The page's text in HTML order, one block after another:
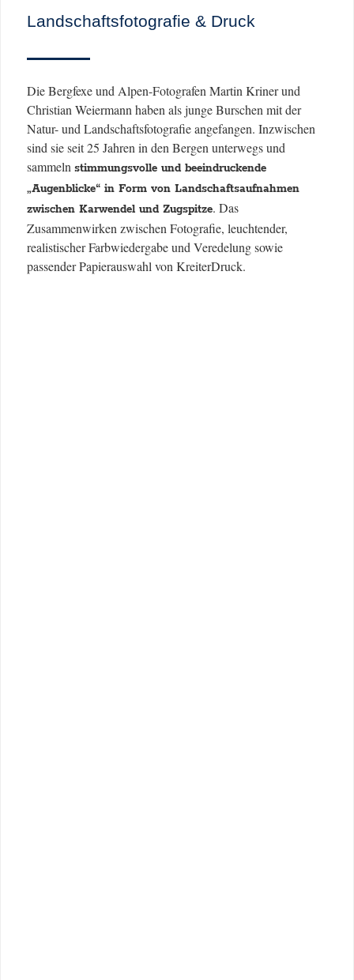
Landschaftsfotografie & Druck
Die Bergfexe und Alpen-Fotografen Martin Kriner und
Christian Weiermann haben als junge Burschen mit der
Natur- und Landschaftsfotografie angefangen. Inzwischen
sind sie seit 25 Jahren in den Bergen unterwegs und
sammelnstimmungsvolle und beeindruckende
„Augenblicke“ in Form von Landschaftsaufnahmen
zwischen Karwendel und Zugspitze. Das
Zusammenwirken zwischen Fotografie, leuchtender,
realistischer Farbwiedergabe und Veredelung sowie
passender Papierauswahl von KreiterDruck.